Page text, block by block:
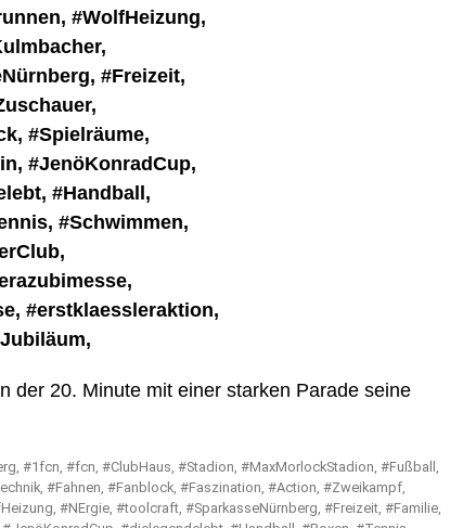
der 20. Minute mit einer starken Parade seine